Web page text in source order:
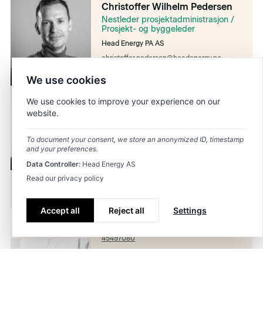
Team Contact
Christoffer Wilhelm Pedersen
Nestleder prosjektadministrasjon /
Prosjekt- og byggeleder
Head Energy PA AS
christoffer.pedersen@headenergy.no
Armand Skandsen
armand.skandsen@headenergy.no
Stian Raunehaug
Daglig leder
Head Energy Introcon AS
45497080
We use cookies
We use cookies to improve your experience on our
website.
To document your consent, we store an anonymized ID, timestamp
and your preferences.
Data Controller: Head Energy AS
Read our privacy policy
Accept all Reject all Settings